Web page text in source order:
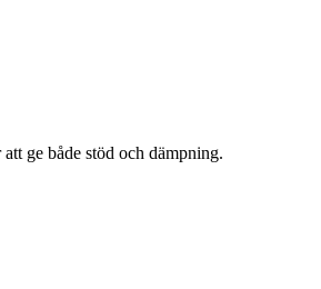
ge både stöd och dämpning.